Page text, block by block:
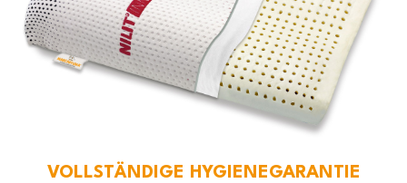
VOLLSTÄNDIGE HYGIENEGARANTIE